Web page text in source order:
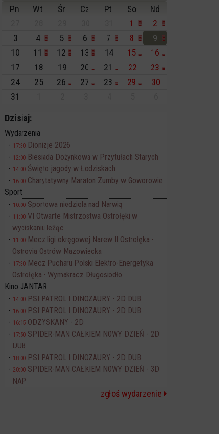
Pn
Wt Śr Cz Pt So
Nd
1
2
3
4 5 6 7 8
9
10
11 12 13 14 15
16
17
18 19 20 21 22
23
24
25 26 27 28 29
30
31
Dzisiaj:
Wydarzenia
17:30 Dionizje 2026
12:00 Biesiada Dożynkowa w Przytułach Starych
14:00 Święto jagody w Łodziskach
16:00 Charytatywny Maraton Zumby w Goworowie
Sport
10:00 Sportowa niedziela nad Narwią
11:00 VI Otwarte Mistrzostwa Ostrołęki w
wyciskaniu leżąc
11:00 Mecz ligi okręgowej Narew II Ostrołęka -
Ostrovia Ostrów Mazowiecka
17:30 Mecz Pucharu Polski Elektro-Energetyka
Ostrołęka - Wymakracz Długosiodło
Kino JANTAR
14:00 PSI PATROL I DINOZAURY - 2D DUB
16:00 PSI PATROL I DINOZAURY - 2D DUB
16:15 ODZYSKANY - 2D
17:50 SPIDER-MAN CAŁKIEM NOWY DZIEŃ - 2D
DUB
18:00 PSI PATROL I DINOZAURY - 2D DUB
20:00 SPIDER-MAN CAŁKIEM NOWY DZIEŃ - 3D
NAP
zgłoś wydarzenie